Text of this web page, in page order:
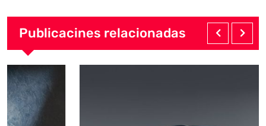
Publicacines relacionadas